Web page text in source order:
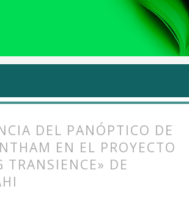
DEL PANÓPTICO DE
EN EL PROYECTO
TRANSIENCE» DE